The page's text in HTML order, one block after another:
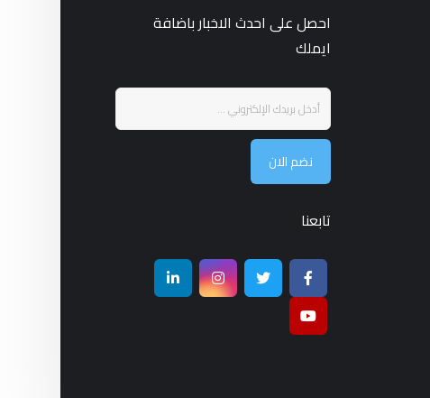
احصل على احدث الاخبار باضافة
ايملك
نضم الان
تابعنا